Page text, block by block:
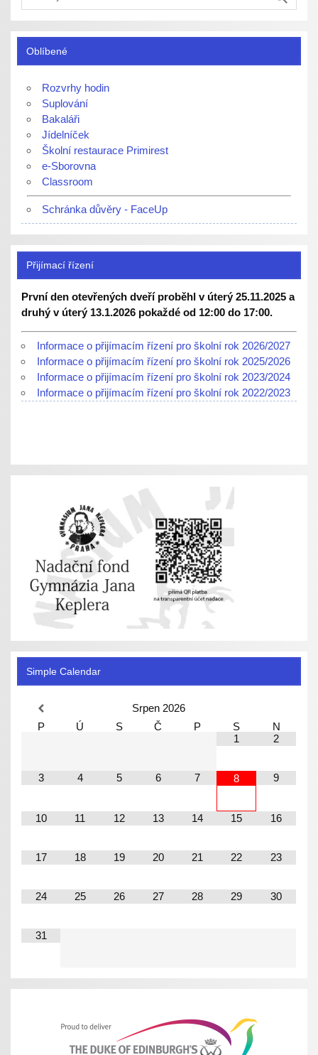
Oblíbené
Rozvrhy hodin
Suplování
Bakaláři
Jídelníček
Školní restaurace Primirest
e-Sborovna
Classroom
Schránka důvěry - FaceUp
Přijímací řízení
První den otevřených dveří proběhl v úterý 25.11.2025 a
druhý v úterý 13.1.2026 pokaždé od 12:00 do 17:00.
Informace o přijímacím řízení pro školní rok 2026/2027
Informace o přijímacím řízení pro školní rok 2025/2026
Informace o přijímacím řízení pro školní rok 2023/2024
Informace o přijímacím řízení pro školní rok 2022/2023
Simple Calendar
Srpen 2026
P
Ú S Č P S
N
1
2
3 4 5 6 7 8 9
10 11 12 13 14 15 16
17 18 19 20 21 22 23
24 25 26 27 28 29 30
31